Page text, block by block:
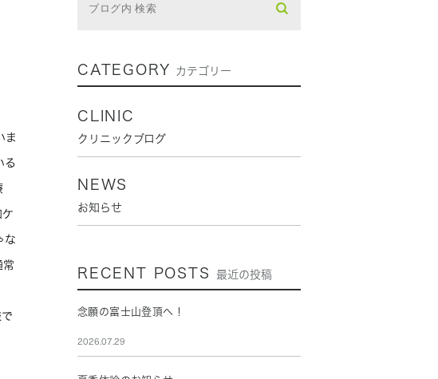
ま
る
な
常
CATEGORY カテゴリー
CLINIC
クリニックブログ
NEWS
お知らせ
RECENT POSTS 最近の投稿
念願の富士山登頂へ！
2026.07.29